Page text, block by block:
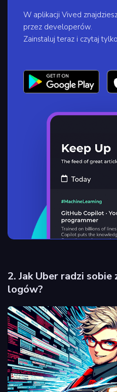
W aplikacji Vived
przez developerów.
Zainstaluj teraz i czytaj
2. Jak Uber radzi
logów?